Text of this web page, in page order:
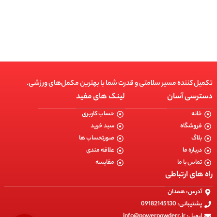
تکمیل کننده مسیر سلامتی و قدرت شما با بهترین مکمل‌های ورزشی.
دسترسی آسان
خانه
فروشگاه
بلاگ
درباره ما
تماس با ما
لینک های مفید
حساب کاربری
سبد خرید
صورتحساب ها
علاقه مندی
مقایسه
راه های ارتباطی
آدرس: همدان
پشتیبانی: 09182145130